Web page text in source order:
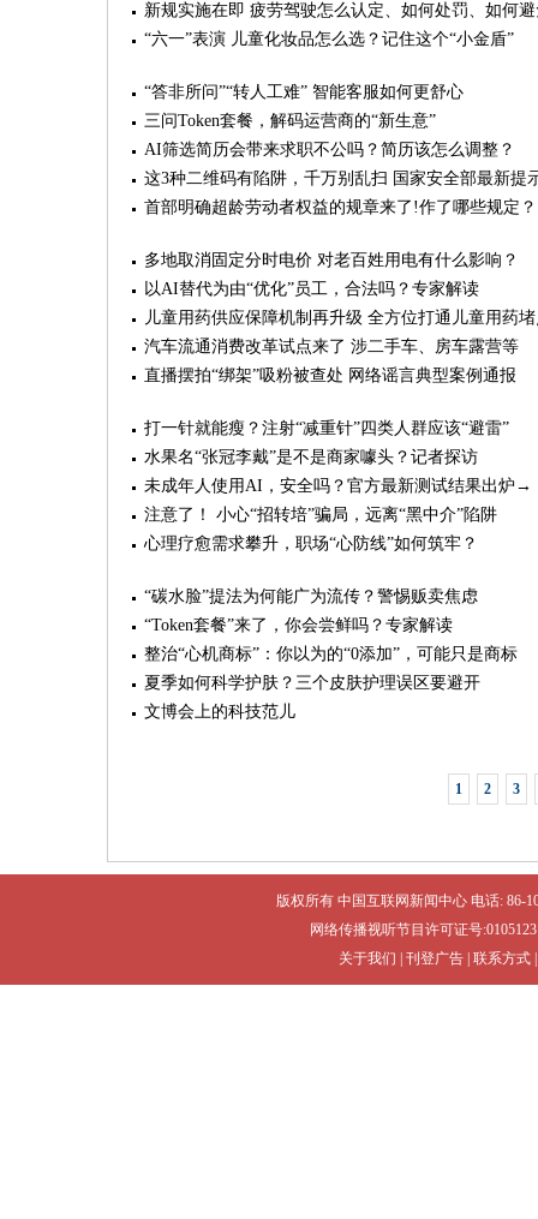
新规实施在即 疲劳驾驶怎么认定、如何处罚、如何
“六一”表演 儿童化妆品怎么选？记住这个“小金盾”
“答非所问”“转人工难” 智能客服如何更舒心
三问Token套餐，解码运营商的“新生意”
AI筛选简历会带来求职不公吗？简历该怎么调整？
这3种二维码有陷阱，千万别乱扫 国家安全部最新提
首部明确超龄劳动者权益的规章来了!作了哪些规定？
多地取消固定分时电价 对老百姓用电有什么影响？
以AI替代为由“优化”员工，合法吗？专家解读
儿童用药供应保障机制再升级 全方位打通儿童用药
汽车流通消费改革试点来了 涉二手车、房车露营等
直播摆拍“绑架”吸粉被查处 网络谣言典型案例通报
打一针就能瘦？注射“减重针”四类人群应该“避雷”
水果名“张冠李戴”是不是商家噱头？记者探访
未成年人使用AI，安全吗？官方最新测试结果出炉→
注意了！ 小心“招转培”骗局，远离“黑中介”陷阱
心理疗愈需求攀升，职场“心防线”如何筑牢？
“碳水脸”提法为何能广为流传？警惕贩卖焦虑
“Token套餐”来了，你会尝鲜吗？专家解读
整治“心机商标”：你以为的“0添加”，可能只是商标
夏季如何科学护肤？三个皮肤护理误区要避开
文博会上的科技范儿
1 2 3